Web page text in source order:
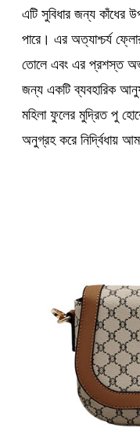
এটি সুবিধার জন্য কাঁধের
পারে। এর অত্যাশ্চর্য
তোলে এবং এর প্রশস্ত
জন্য একটি ব্যবহারিক
মহিলা ফুলের মুদ্রিত পু
অনুগ্রহ করে নির্দ্বিধায়